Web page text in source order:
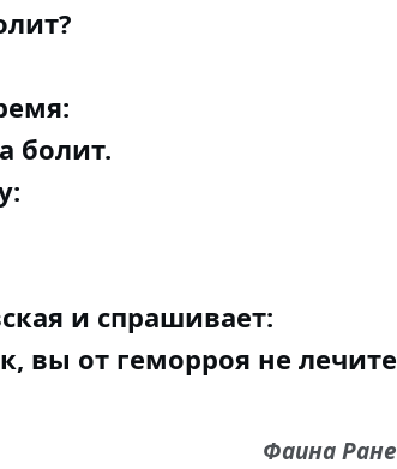
болит.
и спрашивает:
вы от геморроя не
Фаина